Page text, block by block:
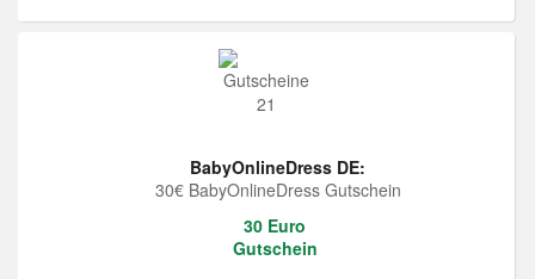
BabyOnlineDress DE:
30€ BabyOnlineDress Gutschein
30 Euro
Gutschein